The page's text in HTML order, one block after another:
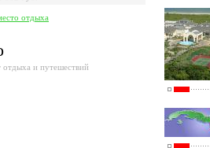
отдыха
отдыха и путешествий